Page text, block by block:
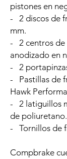
pistones en
- 2 discos de
mm.
- 2 centros de
anodizado en
- 2
- Pastillas de
Hawk
- 2 latiguillos
de poliuretano.
- Tornillos de
Compbrake